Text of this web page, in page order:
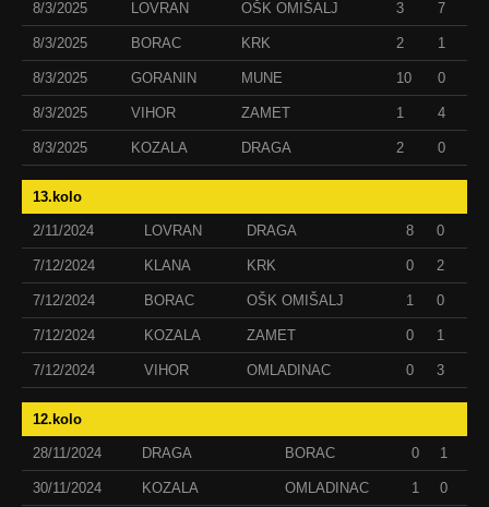
8/3/2025 LOVRAN OŠK OMIŠALJ 3 7
8/3/2025 BORAC KRK 2 1
8/3/2025 GORANIN MUNE 10 0
8/3/2025 VIHOR ZAMET 1 4
8/3/2025 KOZALA DRAGA 2 0
13.kolo
2/11/2024 LOVRAN DRAGA 8 0
7/12/2024 KLANA KRK 0 2
7/12/2024 BORAC OŠK OMIŠALJ 1 0
7/12/2024 KOZALA ZAMET 0 1
7/12/2024 VIHOR OMLADINAC 0 3
12.kolo
28/11/2024 DRAGA BORAC 0 1
30/11/2024 KOZALA OMLADINAC 1 0